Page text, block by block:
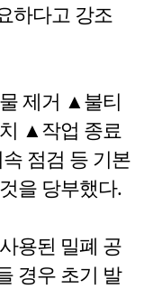
하다고 강조
제거 ▲불티
▲작업 종료
점검 등 기본
을 당부했다.
용된 밀폐 공
경우 초기 발